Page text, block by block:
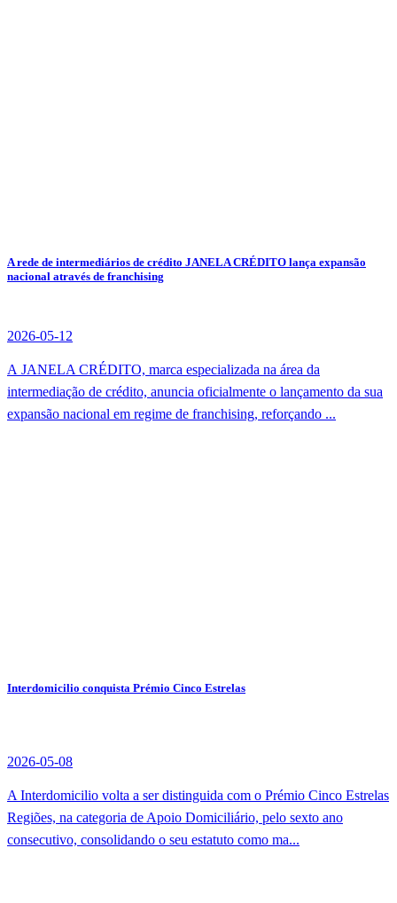
A rede de intermediários de crédito JANELA CRÉDITO lança expansão
nacional através de franchising
2026-05-12
A JANELA CRÉDITO, marca especializada na área da
intermediação de crédito, anuncia oficialmente o lançamento da sua
expansão nacional em regime de franchising, reforçando ...
Interdomicilio conquista Prémio Cinco Estrelas
2026-05-08
A Interdomicilio volta a ser distinguida com o Prémio Cinco Estrelas
Regiões, na categoria de Apoio Domiciliário, pelo sexto ano
consecutivo, consolidando o seu estatuto como ma...